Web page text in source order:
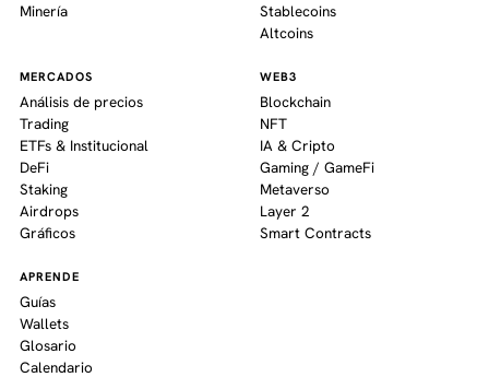
Minería
Stablecoins
Altcoins
MERCADOS
Análisis de precios
Trading
ETFs & Institucional
DeFi
Staking
Airdrops
Gráficos
WEB3
Blockchain
NFT
IA & Cripto
Gaming / GameFi
Metaverso
Layer 2
Smart Contracts
APRENDE
Guías
Wallets
Glosario
Calendario